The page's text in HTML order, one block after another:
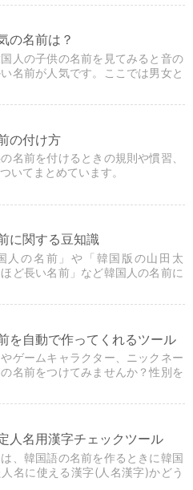
の名前は？
人の子供の名前を見てみると音の
名前が人気です。ここでは男女と
の付け方
名前を付けるときの規則や慣習、
いてまとめています。
に関する豆知識
人の名前」や「韓国版の山田太
ど長い名前」など韓国人の名前に
を自動で作ってくれるツール
ゲームキャラクター、ニックネー
名前をつけてみませんか？性別を
人名用漢字チェックツール
、韓国語の名前を作るときに韓国
名に使える漢字(人名漢字)かどう